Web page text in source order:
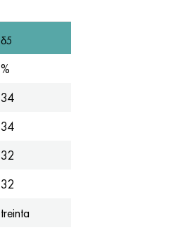
δ5
%
34
34
32
32
treinta